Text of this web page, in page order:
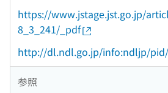
https://www.jstage.jst.go.jp/
8_3_241/_pdf
http://dl.ndl.go.jp/info:ndljp/pid/
参照